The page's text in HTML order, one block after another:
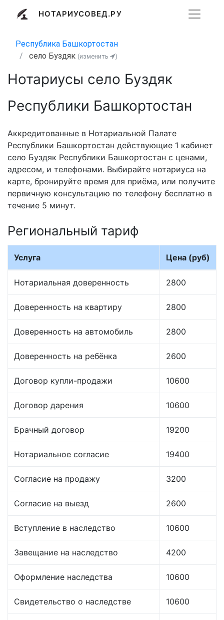
НОТАРИУСОВЕД.РУ
Республика Башкортостан
село Буздяк (изменить )
Нотариусы село Буздяк
Республики Башкортостан
Аккредитованные в Нотариальной Палате
Республики Башкортостан действующие 1 кабинет
село Буздяк Республики Башкортостан с ценами,
адресом, и телефонами. Выбирайте нотариуса на
карте, бронируйте время для приёма, или получите
первичную консультацию по телефону бесплатно в
течение 5 минут.
Региональный тариф
Услуга Цена (руб)
Нотариальная доверенность 2800
Доверенность на квартиру 2800
Доверенность на автомобиль 2800
Доверенность на ребёнка 2600
Договор купли-продажи 10600
Договор дарения 10600
Брачный договор 19200
Нотариальное согласие 19400
Согласие на продажу 3200
Согласие на выезд 2600
Вступление в наследство 10600
Завещание на наследство 4200
Оформление наследства 10600
Свидетельство о наследстве 10600